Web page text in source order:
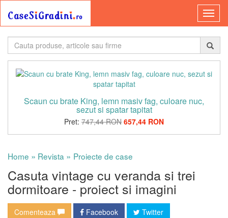
Scaun cu brate King, lemn masiv fag, culoare nuc,
sezut si spatar tapitat
Pret: 747,44 RON 657,44 RON
Home » Revista » Proiecte de case
Casuta vintage cu veranda si trei
dormitoare - proiect si imagini
Comenteaza Facebook Twitter